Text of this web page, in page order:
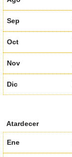
Sep
Oct
Nov
Dic
Atardecer
Ene